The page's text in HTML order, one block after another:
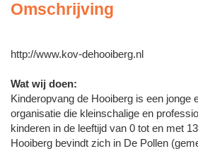
Omschrijving
http://www.kov-dehooiberg.nl
Wat wij doen:
Kinderopvang de Hooiberg is een jonge
organisatie die kleinschalige en
kinderen in de leeftijd van 0 tot en met
Hooiberg bevindt zich in De Pollen